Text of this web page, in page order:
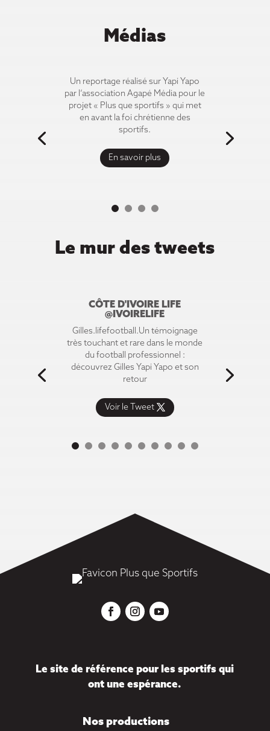
Médias
Un reportage réalisé sur Yapi Yapo
par l’association Agapé Média pour le
projet « Plus que sportifs » qui met
en avant la foi chrétienne des
sportifs.
En savoir plus
Le mur des tweets
CÔTE D'IVOIRE LIFE
@IVOIRELIFE
Gilles.lifefootball.Un témoignage
très touchant et rare dans le monde
du football professionnel :
découvrez Gilles Yapi Yapo et son
retour
Voir le Tweet
Le site de référence pour les sportifs qui
ont une espérance.
Nos productions